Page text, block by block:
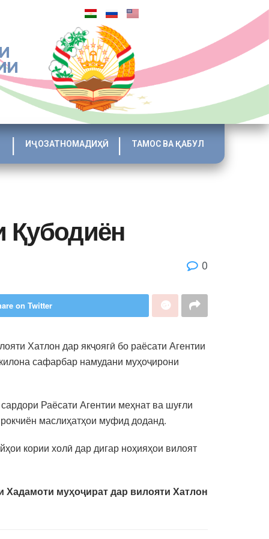
ИҶОЗАТНОМАДИҲӢ ТАМОС ВА ҚАБУЛ
Қубодиён
0
on Twitter
Хатлон дар якҷоягӣ бо раёсати Агентии
сафарбар намудани муҳоҷирони
Раёсати Агентии меҳнат ва шуғли
маслиҳатҳои муфид доданд.
кории холӣ дар дигар ноҳияҳои вилоят
Хадамоти муҳоҷират дар вилояти Хатлон